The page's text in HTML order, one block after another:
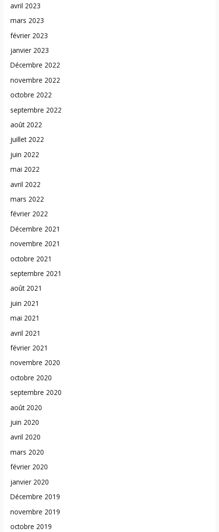
avril 2023
mars 2023
février 2023
janvier 2023
Décembre 2022
novembre 2022
octobre 2022
septembre 2022
août 2022
juillet 2022
juin 2022
mai 2022
avril 2022
mars 2022
février 2022
Décembre 2021
novembre 2021
octobre 2021
septembre 2021
août 2021
juin 2021
mai 2021
avril 2021
février 2021
novembre 2020
octobre 2020
septembre 2020
août 2020
juin 2020
avril 2020
mars 2020
février 2020
janvier 2020
Décembre 2019
novembre 2019
octobre 2019